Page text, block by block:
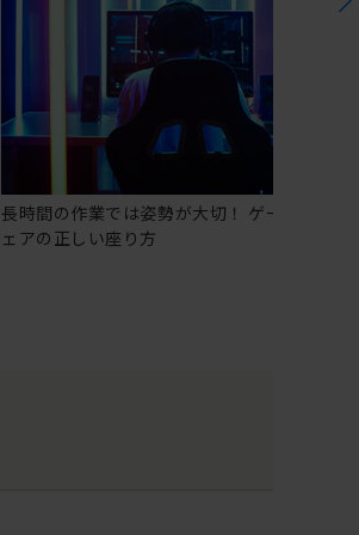
長時間の作業では姿勢が大切！ ゲーミングチ
ェアの正しい座り方